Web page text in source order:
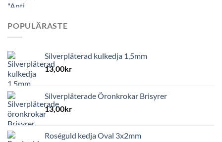
POPULÄRASTE
Silverpläterad kulkedja 1,5mm
13,00kr
Silverpläterade Öronkrokar Brisyrer
13,00kr
Roséguld kedja Oval 3x2mm